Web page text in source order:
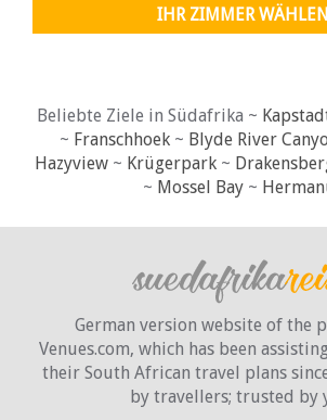
IHR ZIMMER WÄHLEN
Beliebte Ziele in Südafrika ~
~ Franschhoek ~ Blyde River
Hazyview~ Krügerpark~
~ Mossel Bay~
German version website of the
Venues.com, which has been
their South African travel plans
by travellers; trusted by